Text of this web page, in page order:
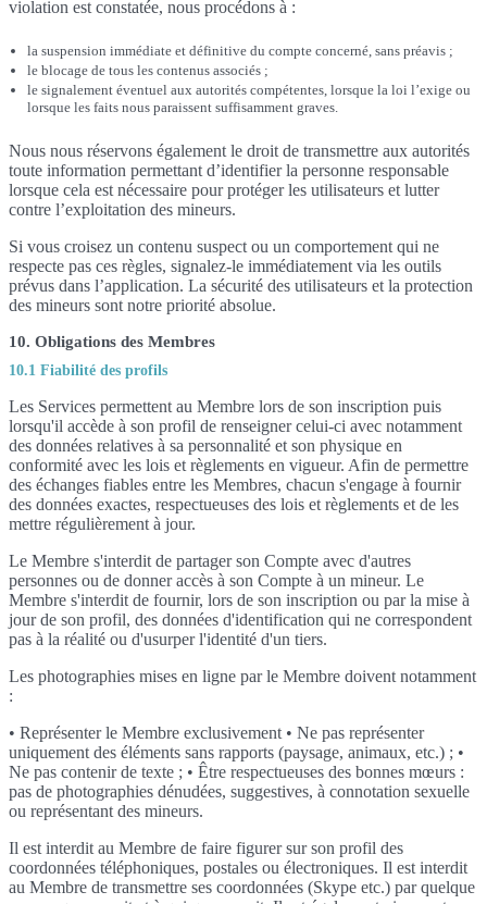
violation est constatée, nous procédons à :
la suspension immédiate et définitive du compte concerné, sans préavis ;
le blocage de tous les contenus associés ;
le signalement éventuel aux autorités compétentes, lorsque la loi l’exige ou
lorsque les faits nous paraissent suffisamment graves.
Nous nous réservons également le droit de transmettre aux autorités
toute information permettant d’identifier la personne responsable
lorsque cela est nécessaire pour protéger les utilisateurs et lutter
contre l’exploitation des mineurs.
Si vous croisez un contenu suspect ou un comportement qui ne
respecte pas ces règles, signalez-le immédiatement via les outils
prévus dans l’application. La sécurité des utilisateurs et la protection
des mineurs sont notre priorité absolue.
10. Obligations des Membres
10.1 Fiabilité des profils
Les Services permettent au Membre lors de son inscription puis
lorsqu'il accède à son profil de renseigner celui-ci avec notamment
des données relatives à sa personnalité et son physique en
conformité avec les lois et règlements en vigueur. Afin de permettre
des échanges fiables entre les Membres, chacun s'engage à fournir
des données exactes, respectueuses des lois et règlements et de les
mettre régulièrement à jour.
Le Membre s'interdit de partager son Compte avec d'autres
personnes ou de donner accès à son Compte à un mineur. Le
Membre s'interdit de fournir, lors de son inscription ou par la mise à
jour de son profil, des données d'identification qui ne correspondent
pas à la réalité ou d'usurper l'identité d'un tiers.
Les photographies mises en ligne par le Membre doivent notamment
:
• Représenter le Membre exclusivement • Ne pas représenter
uniquement des éléments sans rapports (paysage, animaux, etc.) ; •
Ne pas contenir de texte ; • Être respectueuses des bonnes mœurs :
pas de photographies dénudées, suggestives, à connotation sexuelle
ou représentant des mineurs.
Il est interdit au Membre de faire figurer sur son profil des
coordonnées téléphoniques, postales ou électroniques. Il est interdit
au Membre de transmettre ses coordonnées (Skype etc.) par quelque